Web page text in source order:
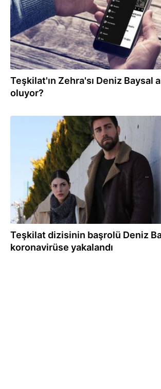
Teşkilat'ın Zehra'sı Deniz Baysal
oluyor?
20.04.2021
Teşkilat dizisinin başrolü Deniz
koronavirüse yakalandı